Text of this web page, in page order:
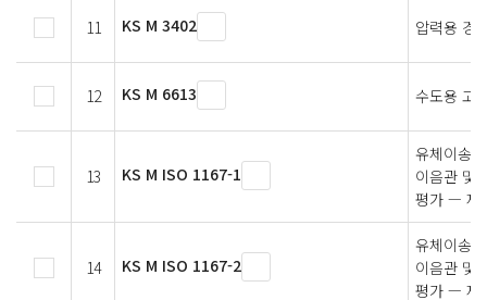
11 KS M 3402 압력용 경
12 KS M 6613 수도용 고
13 KS M ISO 1167-1
유체이송
이음관 및
평가 — 제
14 KS M ISO 1167-2
유체이송
이음관 및
평가 — 제